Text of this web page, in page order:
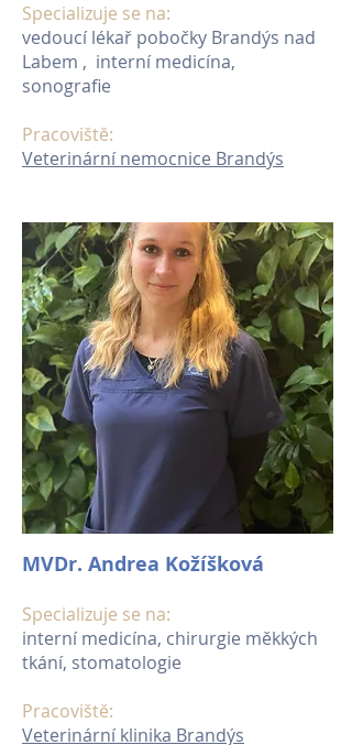
Specializuje se na:
vedoucí lékař pobočky Brandýs nad
Labem , interní medicína,
sonografie
Pracoviště:
Veterinární nemocnice Brandýs
MVDr. Andrea Kožíšková
Specializuje se na:
interní medicína, chirurgie měkkých
tkání, stomatologie
Pracoviště:
Veterinární klinika Brandýs